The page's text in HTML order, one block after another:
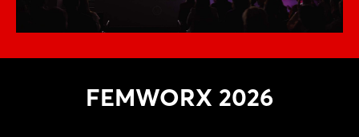
FEMWORX 2026